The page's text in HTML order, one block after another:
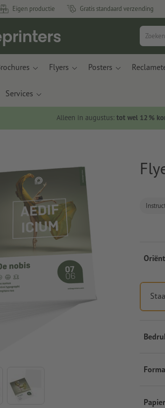
Eigen productie Gratis standaard verzending
Flyers Posters
Services
Alleen in augustus: tot wel 12 %
Papier